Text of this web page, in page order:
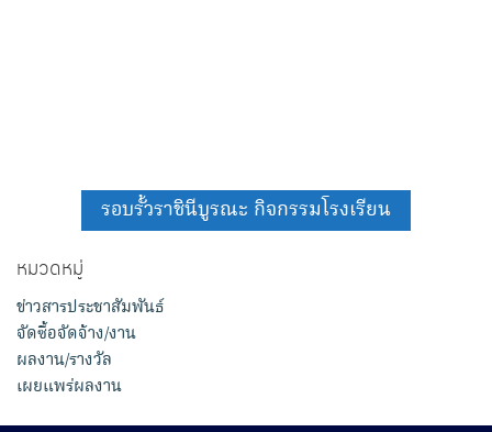
รอบรั้วราชินีบูรณะ กิจกรรมโรงเรียน
หมวดหมู่
ข่าวสารประชาสัมพันธ์
จัดซื้อจัดจ้าง/งาน
ผลงาน/รางวัล
เผยแพร่ผลงาน